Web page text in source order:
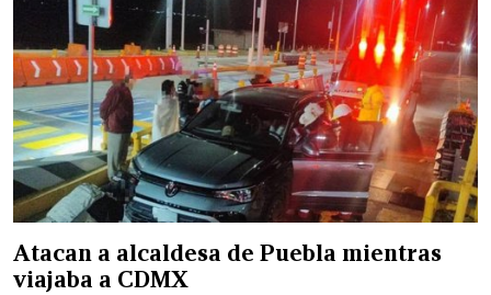
Atacan a alcaldesa de Puebla mientras
viajaba a CDMX